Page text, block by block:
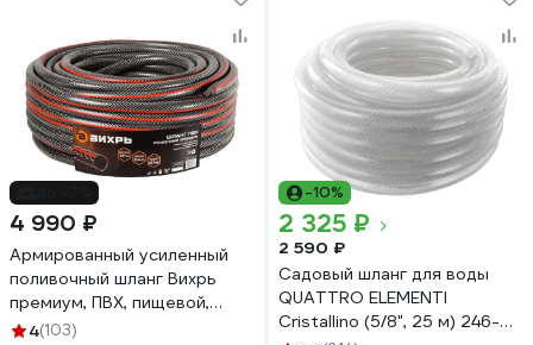
4 990 ₽
Армированный усиленный
поливочный шланг Вихрь
премиум, ПВХ, пищевой,
трехслойный, 3/4", 50 м
4(103)
-10%
2 325 ₽
2 590 ₽
Садовый шланг для воды
QUATTRO ELEMENTI
Cristallino (5/8", 25 м) 246-